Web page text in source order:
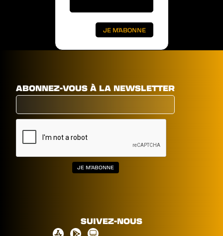
ABONNEZ-VOUS À LA NEWSLETTER
SUIVEZ-NOUS